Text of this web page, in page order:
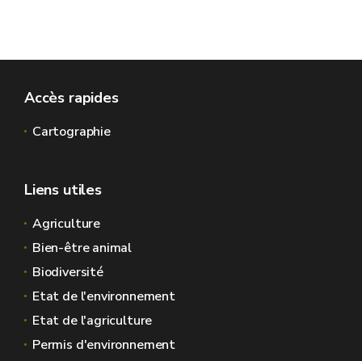
Accès rapides
Cartographie
Liens utiles
Agriculture
Bien-être animal
Biodiversité
Etat de l'environnement
Etat de l'agriculture
Permis d'environnement